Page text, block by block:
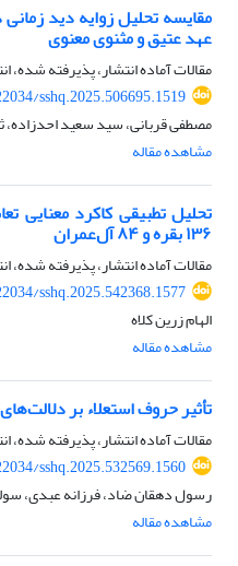
مقایسه تحلیل زوایه دید
عهد عتیق و مثنوی معنوی
مقالات آماده انتشار، پذیرفته شده،
sshq.2025.506695.1519
مصطفی قربانی، سید سعید احدزاده،
مشاهده مقاله
تحلیل تطبیقی کاکرد معنایی
۱۳۶ بقره و ۸۴ آل‌عمران
مقالات آماده انتشار، پذیرفته شده،
sshq.2025.542368.1577
الهام زرین کلاه
مشاهده مقاله
تأثیر حروف استعلاء بر
مقالات آماده انتشار، پذیرفته شده،
sshq.2025.532569.1560
رسول دهقان ضاد، فرزانه عبدی،
مشاهده مقاله